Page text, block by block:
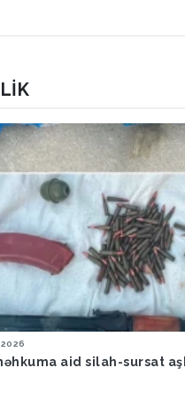
aid silah-sursat